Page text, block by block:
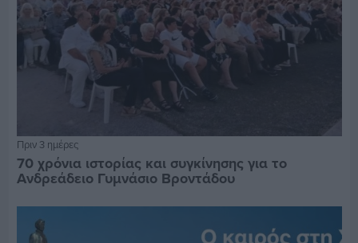
Πριν 3 ημέρες
70 χρόνια ιστορίας και συγκίνησης για το
Ανδρεάδειο Γυμνάσιο Βροντάδου